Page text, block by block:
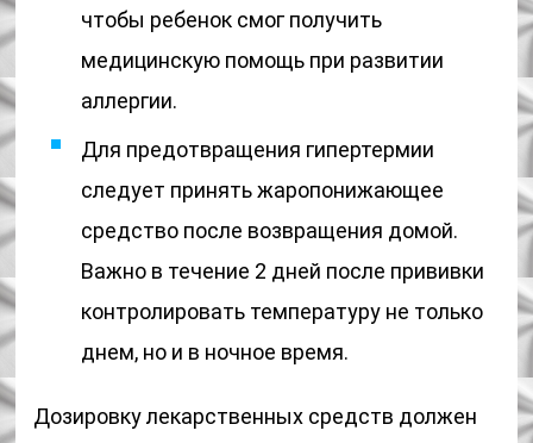
чтобы ребенок смог получить
медицинскую помощь при развитии
аллергии.
Для предотвращения гипертермии
следует принять жаропонижающее
средство после возвращения домой.
Важно в течение 2 дней после прививки
контролировать температуру не только
днем, но и в ночное время.
Дозировку лекарственных средств должен